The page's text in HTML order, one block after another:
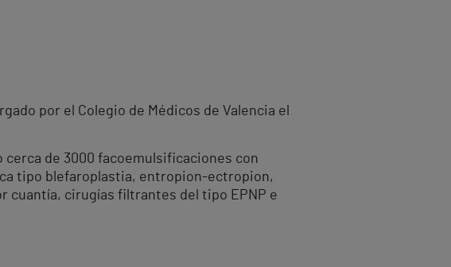
por el Colegio de Médicos de Valencia el
cerca de 3000 facoemulsificaciones con
tipo blefaroplastia, entropion-ectropion,
cuantía, cirugías filtrantes del tipo EPNP e